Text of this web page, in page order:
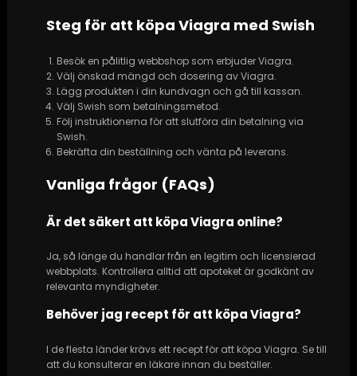
Steg för att köpa Viagra med Swish
Besök en pålitlig webbshop som erbjuder Viagra.
Välj önskad mängd och dosering av Viagra.
Lägg produkten i din kundvagn och gå till kassan.
Välj Swish som betalningsmetod.
Följ instruktionerna för att slutföra din betalning via
Swish.
Bekräfta din beställning och vänta på leverans.
Vanliga frågor (FAQs)
Är det säkert att köpa Viagra online?
Ja, så länge du handlar från en legitim och licensierad
webbplats. Kontrollera alltid att apoteket är godkänt av
relevanta myndigheter.
Behöver jag recept för att köpa Viagra?
I de flesta länder krävs ett recept för att köpa Viagra. Se till
att du konsulterar en läkare innan du beställer.